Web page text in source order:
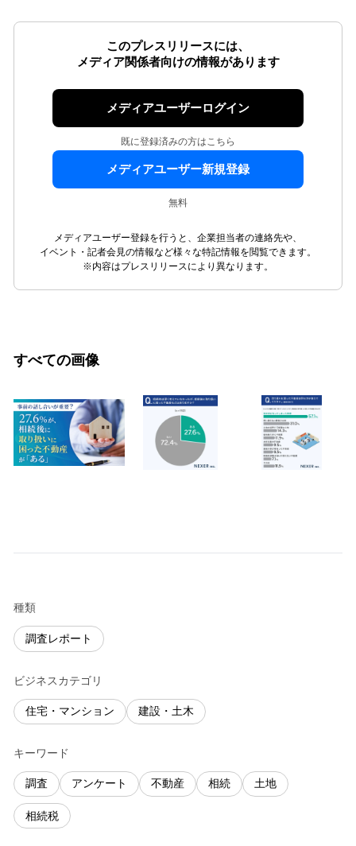
このプレスリリースには、
メディア関係者向けの情報があります
メディアユーザーログイン
既に登録済みの方はこちら
メディアユーザー新規登録
無料
メディアユーザー登録を行うと、企業担当者の連絡先や、
イベント・記者会見の情報など様々な特記情報を閲覧できます。
※内容はプレスリリースにより異なります。
すべての画像
種類
調査レポート
ビジネスカテゴリ
住宅・マンション 建設・土木
キーワード
調査 アンケート 不動産 相続 土地
相続税